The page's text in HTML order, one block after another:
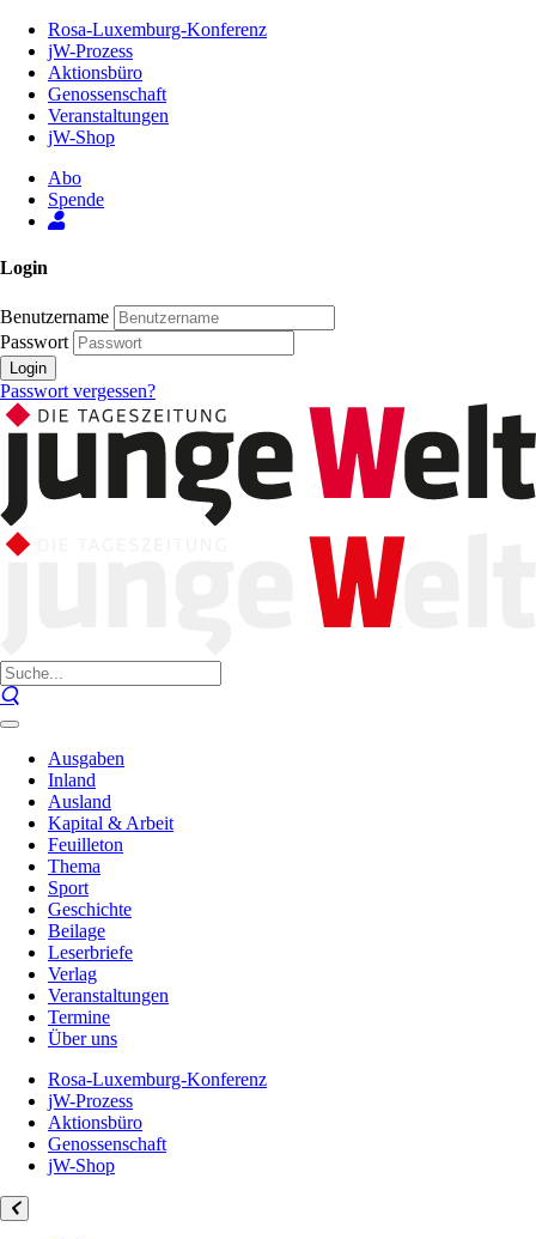
Inhalt
Seite
Rosa-Luxemburg-Konferenz
jW-Prozess
Aktionsbüro
Genossenschaft
Veranstaltungen
jW-Shop
Abo
Spende
Login
Benutzername
Passwort
Login
Passwort vergessen?
Ausgaben
Inland
Ausland
Kapital & Arbeit
Feuilleton
Thema
Sport
Geschichte
Beilage
Leserbriefe
Verlag
Veranstaltungen
Termine
Über uns
Rosa-Luxemburg-Konferenz
jW-Prozess
Aktionsbüro
Genossenschaft
jW-Shop